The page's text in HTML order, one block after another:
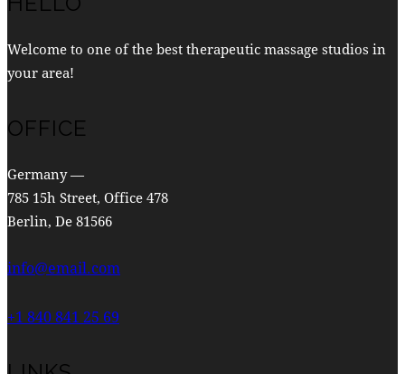
auf.
Optionen
der
gewählt
werden
Welcome to one of the best therapeutic massage studios in
your area!
OFFICE
Germany —
785 15h Street, Office 478
Berlin, De 81566
info@email.com
+1 840 841 25 69